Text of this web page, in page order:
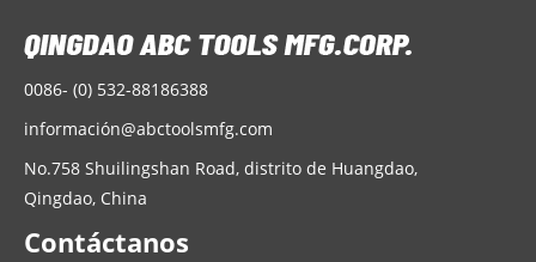
0086- (0) 532-88186388
información@abctoolsmfg.com
No.758 Shuilingshan Road, distrito de Huangdao,
Qingdao, China
Contáctanos